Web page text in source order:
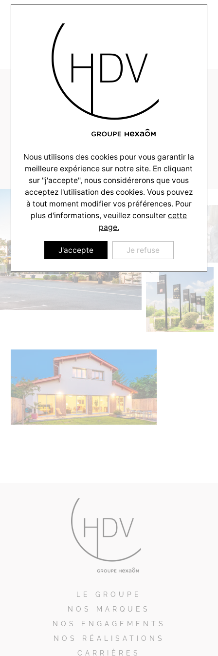
HDV-Alpha-
Constructions-
realisation-
Merignac–
_0014_DSC_0116
LE GROUPE
NOS MARQUES
NOS ENGAGEMENTS
NOS RÉALISATIONS
CARRIÈRES
Nous utilisons des cookies pour vous garantir la
meilleure expérience sur notre site. En cliquant
sur "j'accepte", nous considérerons que vous
acceptez l'utilisation des cookies. Vous pouvez
à tout moment modifier vos préférences. Pour
plus d'informations, veuillez consultercette
page.
J'accepte Je refuse